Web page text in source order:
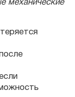
механические